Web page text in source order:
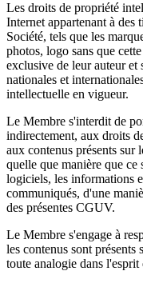
Les droits de propriété
Internet appartenant à des
Société, tels que les
photos, logo sans que
exclusive de leur auteur et
nationales et
intellectuelle en vigueur.
Le Membre s'interdit de
indirectement, aux droits
aux contenus présents sur
quelle que manière que ce
logiciels, les informations
communiqués, d'une
des présentes CGUV.
Le Membre s'engage à
les contenus sont
toute analogie dans